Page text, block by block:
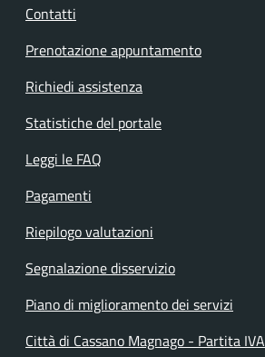
Contatti
Prenotazione appuntamento
Richiedi assistenza
Statistiche del portale
Leggi le FAQ
Pagamenti
Riepilogo valutazioni
Segnalazione disservizio
Piano di miglioramento dei servizi
Città di Cassano Magnago - Partita IVA